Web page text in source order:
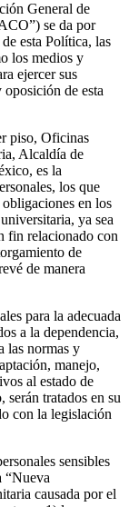
General de
se da por
esta Política, las
los medios y
ejercer sus
de esta
piso, Oficinas
Alcaldía de
es la
los que
en los
ya sea
fin relacionado con
de
de manera
para la adecuada
a la dependencia,
las normas y
manejo,
al estado de
serán tratados en su
con la legislación
sensibles
“Nueva
causada por el